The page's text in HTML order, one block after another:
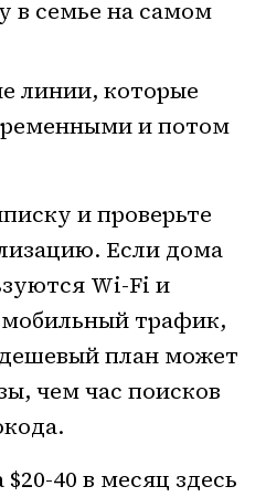
в семье на самом
линии, которые
и потом
и проверьте
Если дома
Wi-Fi и
трафик,
план может
чем час поисков
40 в месяц здесь